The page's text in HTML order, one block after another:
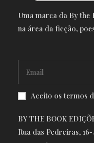
Uma marca da By
na área da ficção,
Aceito os termos
BY THE BOOK
Rua das Pedreiras,